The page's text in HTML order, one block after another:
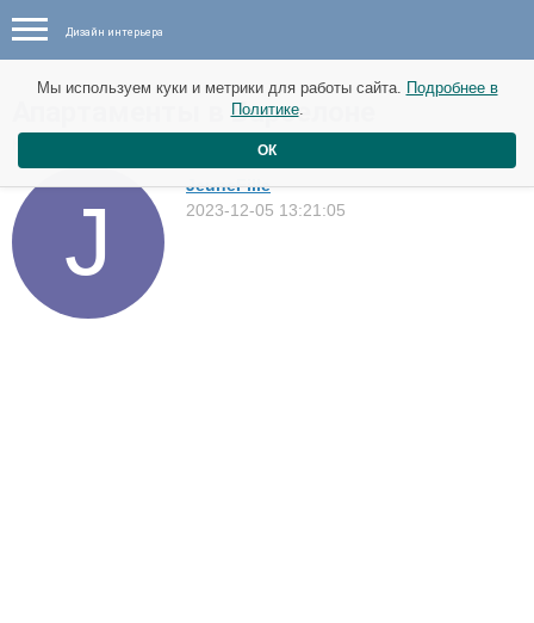
Дизайн интерьера
Апартаменты в Барселоне
JeuneFille
2023-12-05 13:21:05
Мы используем куки и метрики для работы сайта. Подробнее в
Политике.
ОК